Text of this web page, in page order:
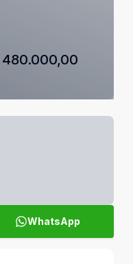
480.000,00
WhatsApp